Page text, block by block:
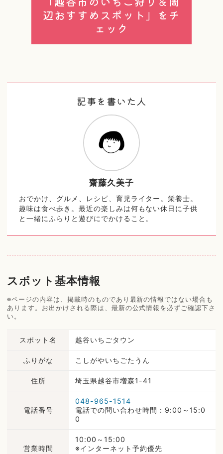
辺おすすめスポット」をチ
ェック
記事を書いた人
齋藤久美子
おでかけ、グルメ、レシピ、育児ライター。栄養士。
趣味は食べ歩き。最近の楽しみは何もない休日に子供
と一緒にふらりと遊びにでかけること。
スポット基本情報
※ページの内容は、掲載時のものであり最新の情報ではない場合も
あります。お出かけされる際は、最新の公式情報を必ずご確認下さ
い。
スポット名 越谷いちごタウン
ふりがな こしがやいちごたうん
住所 埼玉県越谷市増森1-41
電話番号
048-965-1514
電話での問い合わせ時間：9:00～15:0
0
営業時間
10:00～15:00
※インターネット予約優先